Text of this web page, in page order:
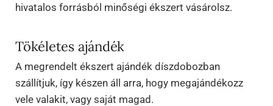
hivatalos forrásból minőségi ékszert vásárolsz.
Tökéletes ajándék
A megrendelt ékszert ajándék díszdobozban
szállítjuk, így készen áll arra, hogy megajándékozz
vele valakit, vagy saját magad.